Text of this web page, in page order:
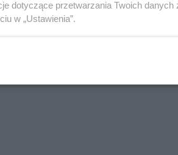
dotyczące przetwarzania Twoich danych
w „Ustawienia”.